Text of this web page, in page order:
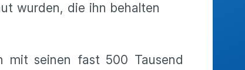
wurden, die ihn behalten
mit seinen fast 500 Tausend